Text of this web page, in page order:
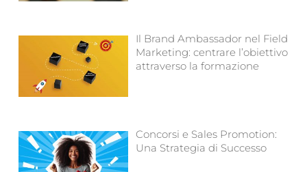
Il Brand Ambassador nel Field
Marketing: centrare l’obiettivo
attraverso la formazione
Concorsi e Sales Promotion:
Una Strategia di Successo